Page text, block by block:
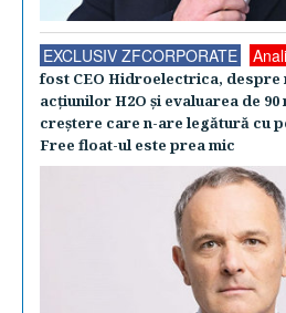
EXCLUSIV ZFCORPORATE
fost CEO Hidroelectrica, despre
acţiunilor H2O şi evaluarea de 90
creştere care n-are legătură cu
Free float-ul este prea mic